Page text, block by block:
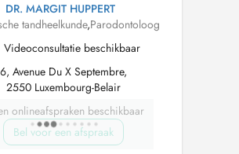
DR. MARGIT HUPPERT
tandheelkunde,Parodontoloog
Videoconsultatie beschikbaar
6, Avenue Du X Septembre,
2550 Luxembourg-Belair
onlineafspraken beschikbaar
Bel voor een afspraak